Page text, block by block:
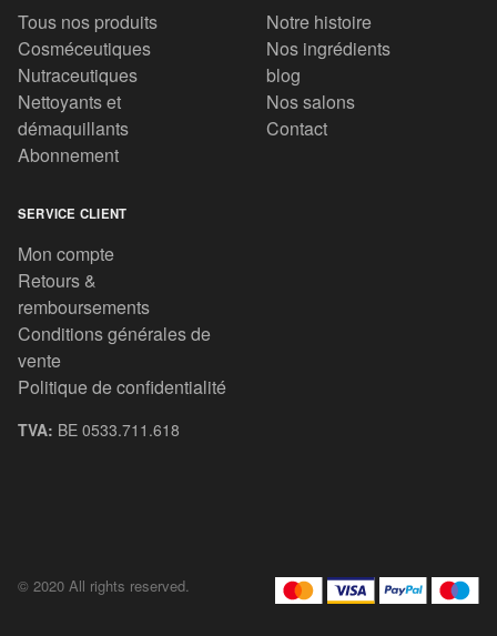
Tous nos produits
Cosméceutiques
Nutraceutiques
Nettoyants et
démaquillants
Abonnement
Notre histoire
Nos ingrédients
blog
Nos salons
Contact
SERVICE CLIENT
Mon compte
Retours &
remboursements
Conditions générales de
vente
Politique de confidentialité
TVA: BE 0533.711.618
© 2020 All rights reserved.